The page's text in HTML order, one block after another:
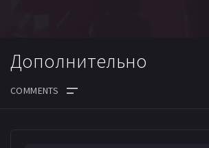
Дополнительно